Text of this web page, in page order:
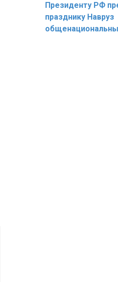
Президенту РФ
празднику Навруз